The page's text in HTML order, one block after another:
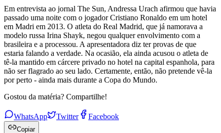
Em entrevista ao jornal The Sun, Andressa Urach afirmou que havia
passado uma noite com o jogador Cristiano Ronaldo em um hotel
em Madri em 2013. O atleta do Real Madrid, que já namorava a
modelo russa Irina Shayk, negou qualquer envolvimento com a
brasileira e a processou. A apresentadora diz ter provas de que
estaria falando a verdade. Na ocasião, ela ainda acusou o atleta de
tê-la mantido em cárcere privado no hotel na capital espanhola, para
não ser flagrado ao seu lado. Certamente, então, não pretende vê-la
por perto - ainda mais durante a Copa do Mundo.
Gostou da matéria? Compartilhe!
WhatsApp Twitter Facebook
Copiar